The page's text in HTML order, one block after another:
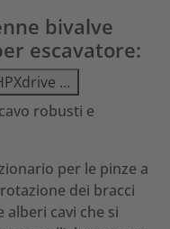
bivalve
escavatore:
…
robusti e
per le pinze a
dei bracci
alberi cavi che si